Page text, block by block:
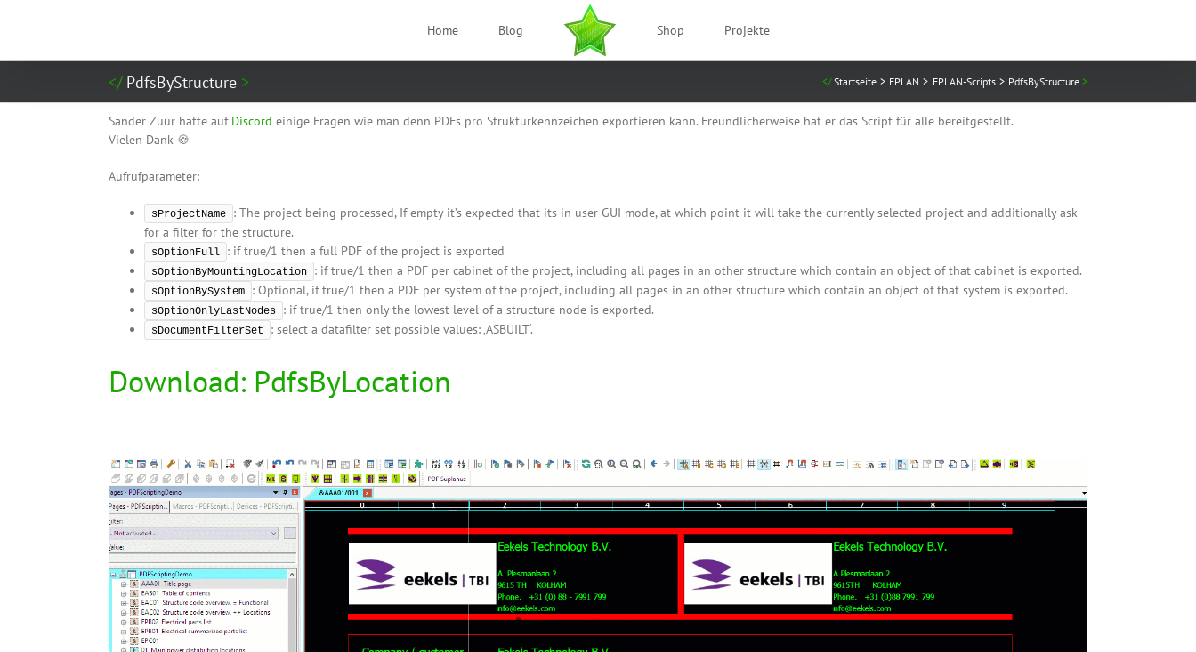
Home Blog Shop Projekte
PdfsByStructure Startseite EPLAN EPLAN-Scripts PdfsByStructure
Sander Zuur hatte auf Discord einige Fragen wie man denn PDFs pro Strukturkennzeichen exportieren kann. Freundlicherweise hat er das Script für alle bereitgestellt.
Vielen Dank 🍪
Aufrufparameter:
sProjectName
: The project being processed, If empty it’s expected that its in user GUI mode, at which point it will take the currently selected project and additionally ask
for a filter for the structure.
sOptionFull : if true/1 then a full PDF of the project is exported
sOptionByMountingLocation : if true/1 then a PDF per cabinet of the project, including all pages in an other structure which contain an object of that cabinet is exported.
sOptionBySystem : Optional, if true/1 then a PDF per system of the project, including all pages in an other structure which contain an object of that system is exported.
sOptionOnlyLastNodes : if true/1 then only the lowest level of a structure node is exported.
sDocumentFilterSet : select a datafilter set possible values: ‚ASBUILT‘.
Download: PdfsByLocation